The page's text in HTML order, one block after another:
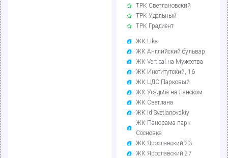
ТРК Светлановский
ТРК Удельный
ТРК Градиент
ЖК Like
ЖК Английский бульвар
ЖК Vertical на Мужества
ЖК Институтский, 16
ЖК ЦДС Парковый
ЖК Усадьба на Ланском
ЖК Светлана
ЖК Id Svetlanovskiy
ЖК Панорама парк
Сосновка
ЖК Ярославский 23
ЖК Ярославский 27